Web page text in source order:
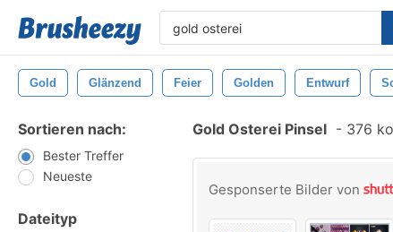
Gold Glänzend Feier Golden Entwurf
Sortieren nach:
Bester Treffer
Neueste
Dateityp
Gold Osterei Pinsel - 376
Gesponserte Bilder von